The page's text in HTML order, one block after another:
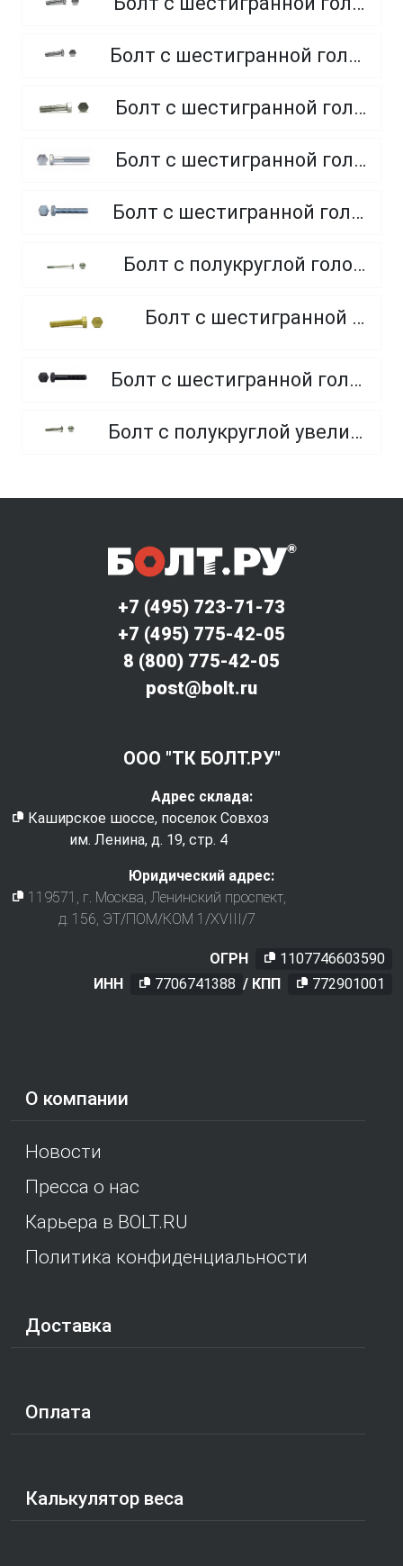
Болт с шестигранной головкой, полная резьба, из нержавеющей стали A2 и A4
Болт с шестигранной головкой, неполная резьба, класс прочности 5.8
Болт с шестигранной головкой, неполная резьба, класс прочности 8.8
Болт с шестигранной головкой, полная резьба, класс прочности 10.9 и 12.9
Болт с полукруглой головкой и квадратным подголовником
Болт с шестигранной головкой, из латуни
Болт с шестигранной головкой, неполная резьба, класс прочности 10.9 и 12.9
Болт с полукруглой увеличенной головкой и усом класса точности C (мебельный)
О компании
Новости
Пресса о нас
Карьера в BOLT.RU
Политика конфиденциальности
Доставка
Оплата
Калькулятор веса
+7 (495) 723-71-73
+7 (495) 775-42-05
8 (800) 775-42-05
post@bolt.ru
ООО "ТК БОЛТ.РУ"
Адрес склада:
Каширское шоссе, поселок Совхоз
им. Ленина, д. 19, стр. 4
Юридический адрес:
119571
, г. Москва Ленинский проспект,
д. 156, ЭТ/ПОМ/КОМ 1/XVIII/7
ОГРН
1107746603590
ИНН
7706741388 / КПП 772901001